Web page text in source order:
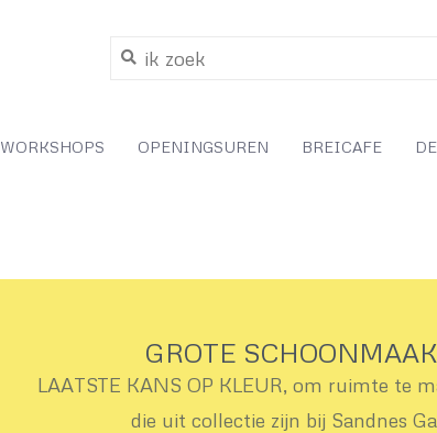
WORKSHOPS OPENINGSUREN BREICAFE
GROTE
LAATSTE KANS OP KLEUR, om ruimte te
die uit collectie zijn bij Sandnes